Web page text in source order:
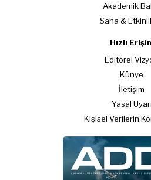
Akademik
Saha &
Hızlı
Editörel
Künye
İletişim
Yasal Uyarı
Kişisel Verilerin